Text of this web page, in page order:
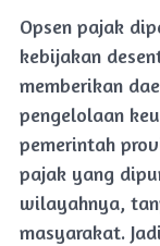
Opsen pajak
kebijakan
memberikan
pengelolaan
pemerintah
pajak yang
wilayahnya,
masyarakat.